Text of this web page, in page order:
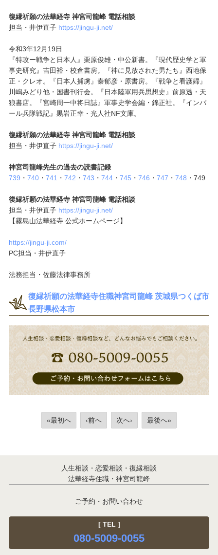
復縁祈願の法華経寺 神宮司龍峰 電話相談
担当・井伊直子 https://jingu-ji.net/
令和3年12月19日
『特攻ー戦争と日本人』栗原俊雄・中公新書。『現代歴史学と軍
事史研究』吉田裕・校倉書房。『神に見放された男たち』西地保
正・クレオ。『日本人捕虜』秦郁彦・原書房。『戦争と看護婦』
川嶋みどり他・国書刊行会。『日本陸軍用兵思想史』前原透・天
狼書店。『宮崎周一中将日誌』軍事史学会編・錦正社。『インパ
ール兵隊戦記』黒岩正幸・光人社NF文庫。
復縁祈願の法華経寺 神宮司龍峰 電話相談
担当・井伊直子 https://jingu-ji.net/
神宮司龍峰先生の過去の読書記録
739 ・ 740・ 741 ・ 742 ・ 743 ・ 744・ 745 ・ 746 ・ 747 ・ 748 ・749
復縁祈願の法華経寺 神宮司龍峰 電話相談
担当・井伊直子 https://jingu-ji.net/
【霧島山法華経寺 公式ホームページ】
https://jingu-ji.com/
PC担当・井伊直子
法務担当・佐藤法律事務所
復縁祈願の法華経寺住職神宮司龍峰 茨城県つくば市
長野県松本市
«最初へ ‹前へ 次へ› 最後へ»
人生相談・恋愛相談・復縁相談
法華経寺住職・神宮司龍峰
ご予約・お問い合わせ
[ TEL ]
080-5009-0055